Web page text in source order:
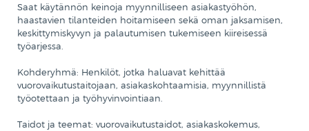
Saat käytännön keinoja myynnilliseen asiakastyöhön,
haastavien tilanteiden hoitamiseen sekä oman jaksamisen,
keskittymiskyvyn ja palautumisen tukemiseen kiireisessä
työarjessa.
Kohderyhmä: Henkilöt, jotka haluavat kehittää
vuorovaikutustaitojaan, asiakaskohtaamisia, myynnillistä
työotettaan ja työhyvinvointiaan.
Taidot ja teemat: vuorovaikutustaidot, asiakaskokemus,